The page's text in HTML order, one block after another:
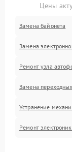
Цены
Замена байонета
Замена
Ремонт узла
Замена
Устранение
Ремонт